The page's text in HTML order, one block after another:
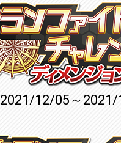
2021/12/05～